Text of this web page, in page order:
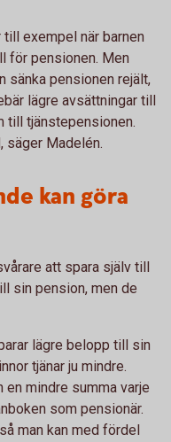
exempel när barnen
för pensionen. Men
sänka pensionen rejält,
lägre avsättningar till
till tjänstepensionen.
säger Madelén.
kan göra
att spara själv till
sin pension, men de
lägre belopp till sin
tjänar ju mindre.
en mindre summa varje
som pensionär.
man kan med fördel